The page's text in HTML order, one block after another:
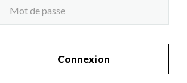
Connexion